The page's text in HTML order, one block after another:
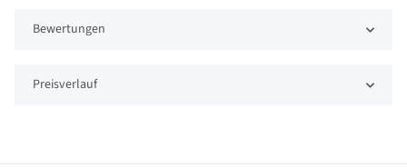
Bewertungen
Preisverlauf